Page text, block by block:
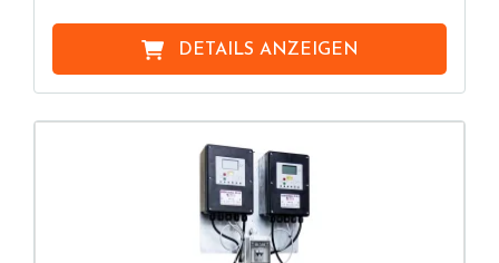
DETAILS ANZEIGEN